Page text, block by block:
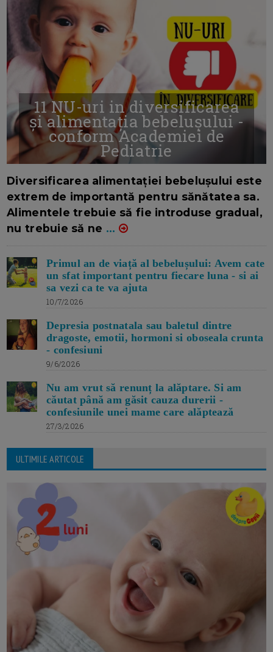
11 NU-uri in diversificarea
și alimentația bebelușului -
conform Academiei de
Pediatrie
Diversificarea alimentației bebelușului este
extrem de importantă pentru sănătatea sa.
Alimentele trebuie să fie introduse gradual,
nu trebuie să ne ...
Primul an de viață al bebelușului: Avem cate
un sfat important pentru fiecare luna - si ai
sa vezi ca te va ajuta
10/7/2026
Depresia postnatala sau baletul dintre
dragoste, emotii, hormoni si oboseala crunta
- confesiuni
9/6/2026
Nu am vrut să renunț la alăptare. Si am
căutat până am găsit cauza durerii -
confesiunile unei mame care alăptează
27/3/2026
ULTIMILE ARTICOLE